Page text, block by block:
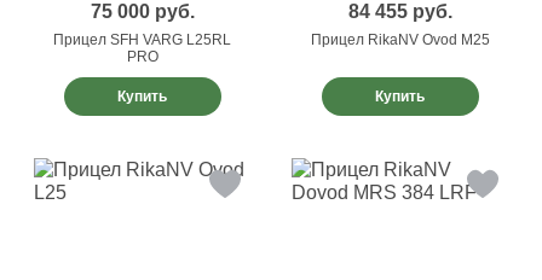
75 000 руб.
Прицел SFH VARG L25RL
PRO
Купить
84 455 руб.
Прицел RikaNV Ovod M25
Купить